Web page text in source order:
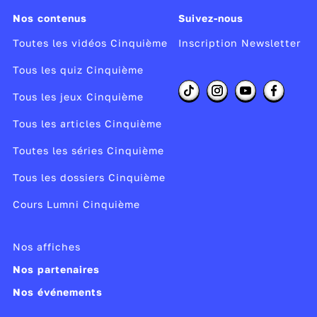
Année de production :
2012
Modifié le 25/02/25
Nos contenus
Toutes les vidéos Cinquième
Tous les quiz Cinquième
Tous les jeux Cinquième
Tous les articles Cinquième
Toutes les séries Cinquième
Tous les dossiers Cinquième
Cours Lumni Cinquième
Suivez-nous
Inscription Newsletter
Nos affiches
Nos partenaires
Nos événements